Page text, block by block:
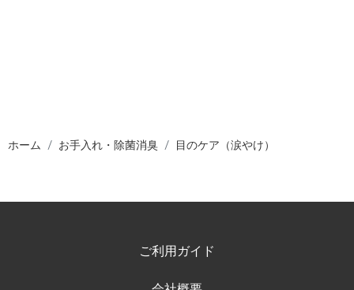
ホーム お手入れ・除菌消臭 目のケア（涙やけ）
ご利用ガイド